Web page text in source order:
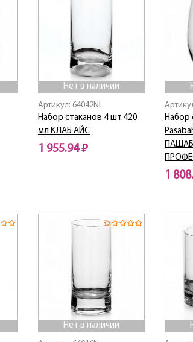
Нет в наличии
Артикул: 64042NI
Набор стаканов 4 шт.420
мл КЛАБ АЙС
1 955.94 ₽
Набор
1
Нет в наличии